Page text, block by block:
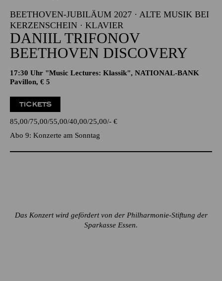
BEETHOVEN-JUBILÄUM 2027 · ALTE MUSIK BEI
KERZENSCHEIN · KLAVIER
DANIIL TRIFONOV
BEETHOVEN DISCOVERY
17:30 Uhr "Music Lectures: Klassik", NATIONAL-BANK
Pavillon, € 5
TICKETS
85,00 75,00 55,00 40,00 25,00 - €
Abo 9: Konzerte am Sonntag
Das Konzert wird gefördert von der Philharmonie-Stiftung der
Sparkasse Essen.